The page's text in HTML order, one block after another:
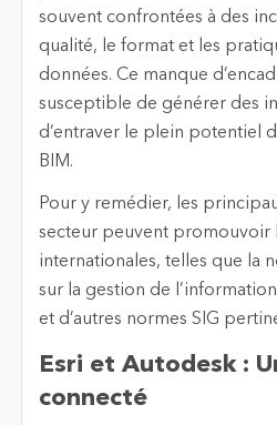
souvent confrontées à des
qualité, le format et les
données. Ce manque
susceptible de générer des
d’entraver le plein potentiel
BIM.
Pour y remédier, les
secteur peuvent promouvoir
internationales, telles que la
sur la gestion de
et d’autres normes SIG
Esri et Autodesk :
connecté